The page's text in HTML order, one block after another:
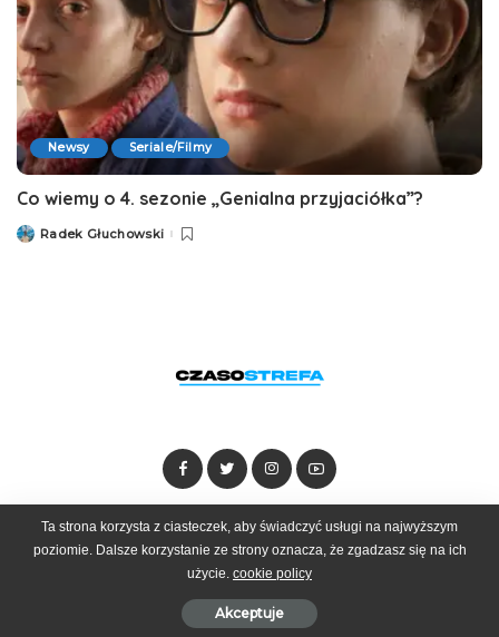
Newsy Seriale/Filmy
Co wiemy o 4. sezonie „Genialna przyjaciółka”?
PostedRadek Głuchowski
Dołącz do zespołu Kontakt Reklama
© 2025 Czasostrefa by Goobrand
Ta strona korzysta z ciasteczek, aby świadczyć usługi na najwyższym
poziomie. Dalsze korzystanie ze strony oznacza, że zgadzasz się na ich
użycie. cookie policy
Akceptuje